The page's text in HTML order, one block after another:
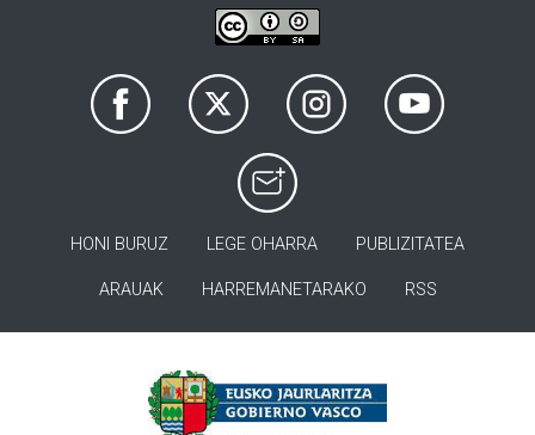
HONI BURUZ LEGE OHARRA PUBLIZITATEA
ARAUAK HARREMANETARAKO RSS